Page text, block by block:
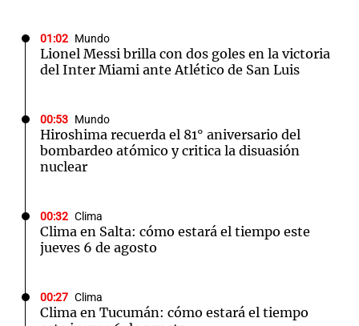
01:02 Mundo
Lionel Messi brilla con dos goles en la victoria
del Inter Miami ante Atlético de San Luis
00:53 Mundo
Hiroshima recuerda el 81° aniversario del
bombardeo atómico y critica la disuasión
nuclear
00:32 Clima
Clima en Salta: cómo estará el tiempo este
jueves 6 de agosto
00:27 Clima
Clima en Tucumán: cómo estará el tiempo